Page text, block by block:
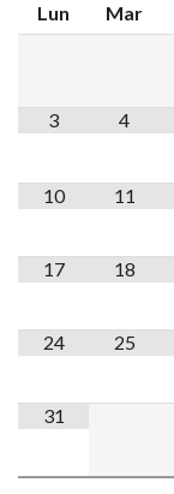
Lun Mar
3 4
10 11
17 18
24 25
31